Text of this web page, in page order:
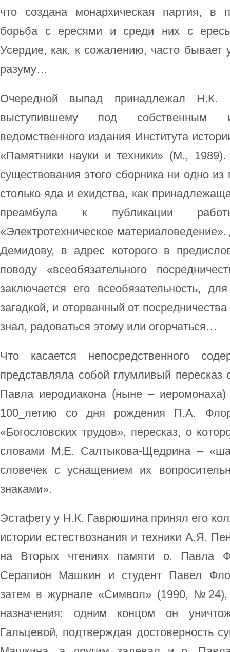
что создана монархическая партия, в
борьба с ересями и среди них с
Усердие, как, к сожалению, часто бывает
разуму…
Очередной выпад принадлежал
выступившему под собственным
ведомственного издания Института
«Памятники науки и техники» (М.,
существования этого сборника ни одно
столько яда и ехидства, как
преамбула к публикации
«Электротехническое
Демидову, в адрес которого в
поводу «всеобязательного
заключается его всеобязательность,
загадкой, и оторванный от
знал, радоваться этому или огорчаться…
Что касается непосредственного
представляла собой глумливый пересказ
Павла иеродиакона (ныне –
100_летию со дня рождения П.А.
«Богословских трудов», пересказ, о
словами М.Е. Салтыкова-Щедрина –
словечек с уснащением их
знаками».
Эстафету у Н.К. Гаврюшина принял его
истории естествознания и техники А.Я.
на Вторых чтениях памяти о. Павла
Серапион Машкин и студент Павел
затем в журнале «Символ» (1990, №24),
назначения: одним концом он
Гальцевой, подтверждая достоверность